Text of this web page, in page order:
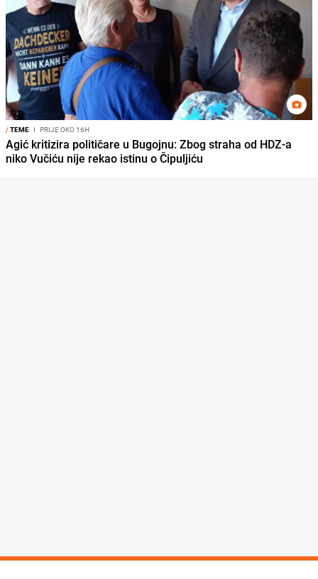
/TEME I PRIJE OKO 16H
Agić kritizira političare u Bugojnu: Zbog straha od HDZ-a
niko Vučiću nije rekao istinu o Čipuljiću